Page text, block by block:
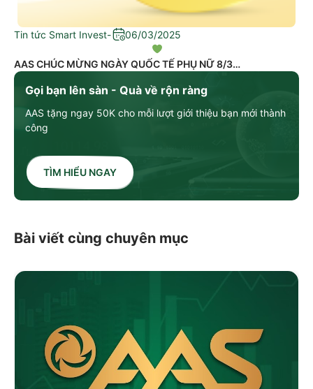
Gọi bạn lên sàn - Quà về rộn ràng
AAS tặng ngay 50K cho mỗi lượt giới thiệu bạn mới thành
công
TÌM HIỂU NGAY
Tin tức Smart Invest- 06/03/2025
AAS CHÚC MỪNG NGÀY QUỐC TẾ PHỤ NỮ 8/3
Bài viết cùng chuyên mục